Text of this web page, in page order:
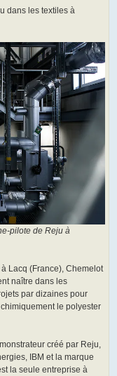
dans les textiles à
pilote de Reju à
Lacq (France), Chemelot
naître dans les
par dizaines pour
le polyester
créé par Reju,
IBM et la marque
la seule entreprise à